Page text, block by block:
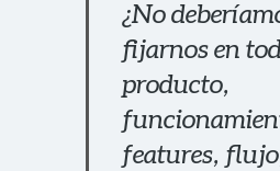
¿No
fijarnos en
producto,
features,